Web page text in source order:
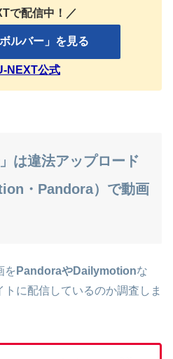
で配信中！／
ルバー」を見る
NEXT公式
は違法アップロード
・Pandora）で動画
を PandoraやDailymotionな
に配信しているのか調査しま